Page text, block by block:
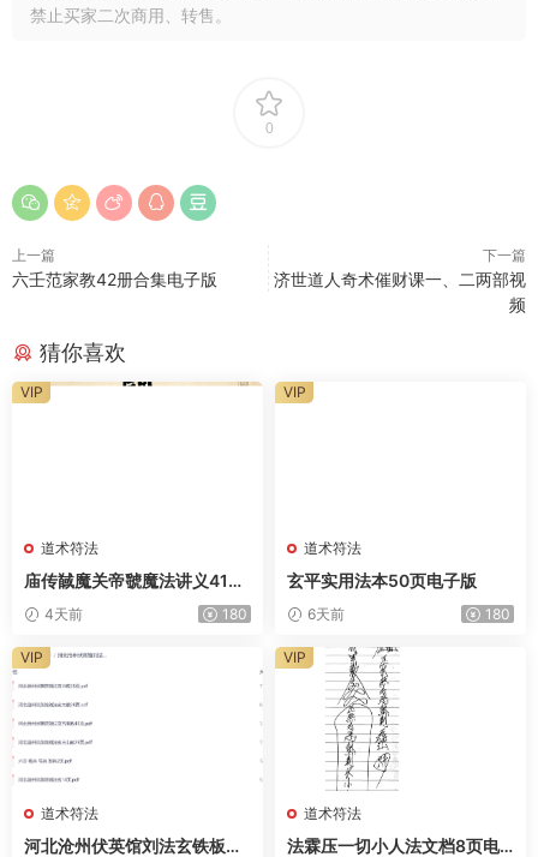
禁止买家二次商用、转售。
0
上一篇
六壬范家教42册合集电子版
下一篇
济世道人奇术催财课一、二两部视
频
猜你喜欢
道术符法
庙传馘魔关帝虢魔法讲义41页
电子版
4天前 180
VIP
道术符法
玄平实用法本50页电子版
6天前 180
VIP
道术符法
河北沧州伏英馆刘法玄铁板正
VIP
道术符法
法霖压一切小人法文档8页电
VIP